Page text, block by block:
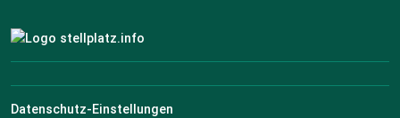
Datenschutz-Einstellungen